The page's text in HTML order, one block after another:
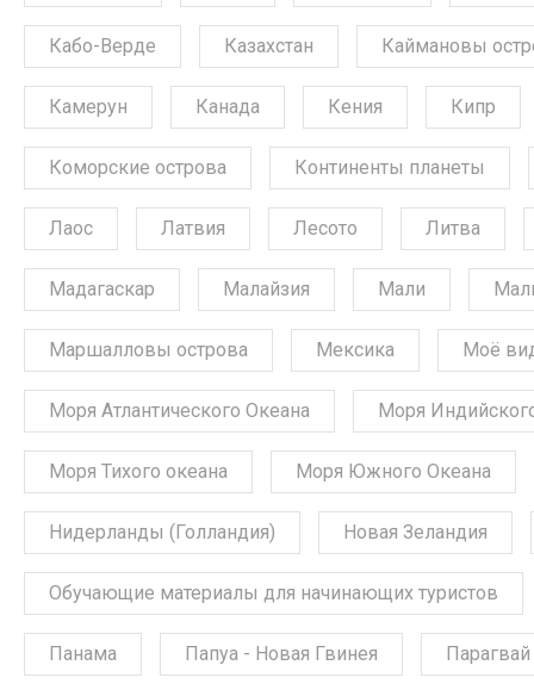
Кабо-Верде Казахстан Каймановы
Камерун Канада Кения Кипр
Коморские острова Континенты планеты
Лаос Латвия Лесото Литва
Мадагаскар Малайзия Мали
Маршалловы острова Мексика Моё
Моря Атлантического Океана Моря
Моря Тихого океана Моря Южного Океана
Нидерланды (Голландия) Новая Зеландия
Обучающие материалы для начинающих туристов
Панама Папуа - Новая Гвинея Парагвай